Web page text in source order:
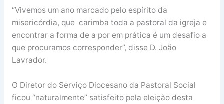
“Vivemos um ano marcado pelo espírito da
misericórdia, que carimba toda a pastoral da igreja e
encontrar a forma de a por em prática é um desafio a
que procuramos corresponder”, disse D. João
Lavrador.
O Diretor do Serviço Diocesano da Pastoral Social
ficou “naturalmente” satisfeito pela eleição desta